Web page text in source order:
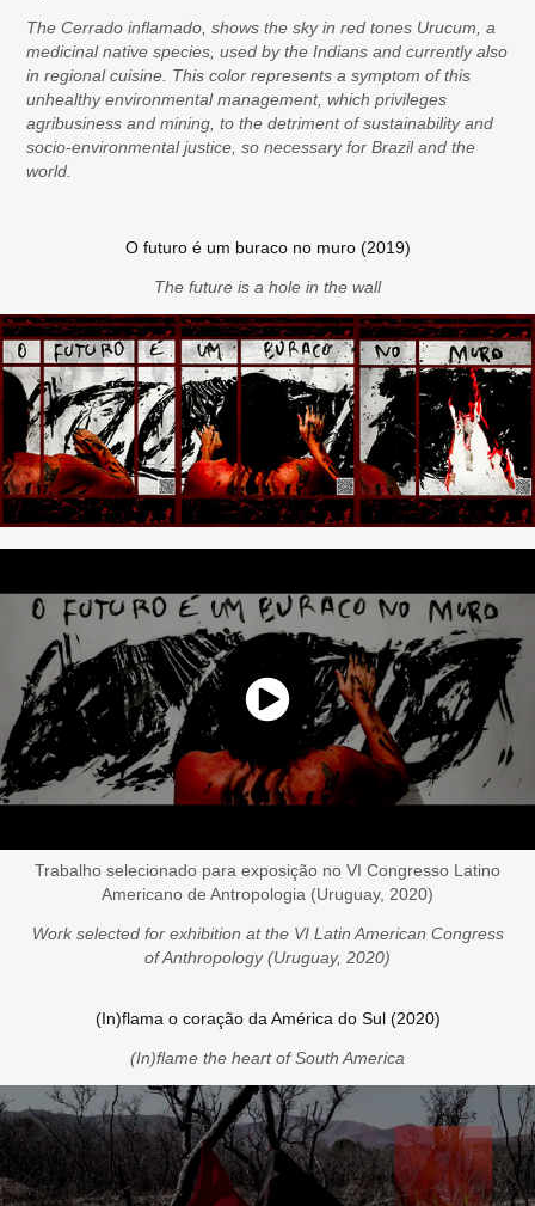
The Cerrado inflamado, shows the sky in red tones Urucum, a
medicinal native species, used by the Indians and currently also
in regional cuisine. This color represents a symptom of this
unhealthy environmental management, which privileges
agribusiness and mining, to the detriment of sustainability and
socio-environmental justice, so necessary for Brazil and the
world.
O futuro é um buraco no muro (2019)
The future is a hole in the wall
Trabalho selecionado para exposição no VI Congresso Latino
Americano de Antropologia (Uruguay, 2020)
Work selected for exhibition at the VI Latin American Congress
of Anthropology (Uruguay, 2020)
(In)flama o coração da América do Sul (2020)
(In)flame the heart of South America